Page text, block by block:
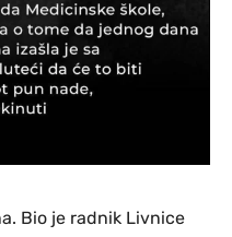
Bio je radnik Livnice